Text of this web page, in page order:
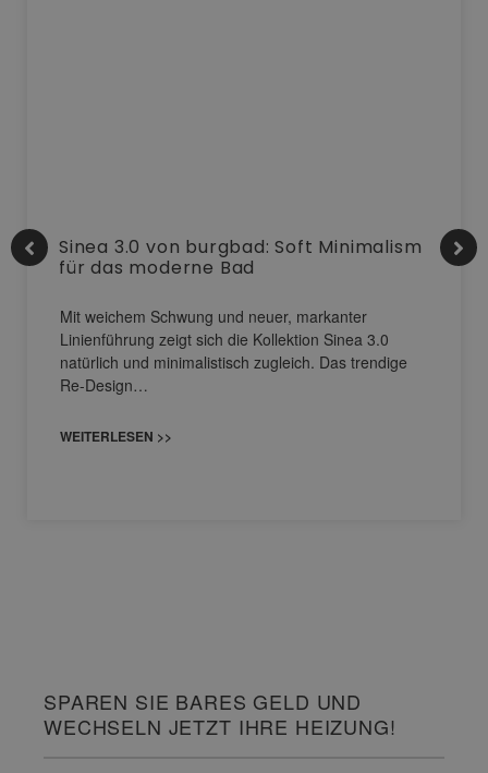
Sinea 3.0 von burgbad: Soft Minimalism
für das moderne Bad
Mit weichem Schwung und neuer, markanter
Linienführung zeigt sich die Kollektion Sinea 3.0
natürlich und minimalistisch zugleich. Das trendige
Re-Design…
WEITERLESEN >>
SPAREN SIE BARES GELD UND
WECHSELN JETZT IHRE HEIZUNG!